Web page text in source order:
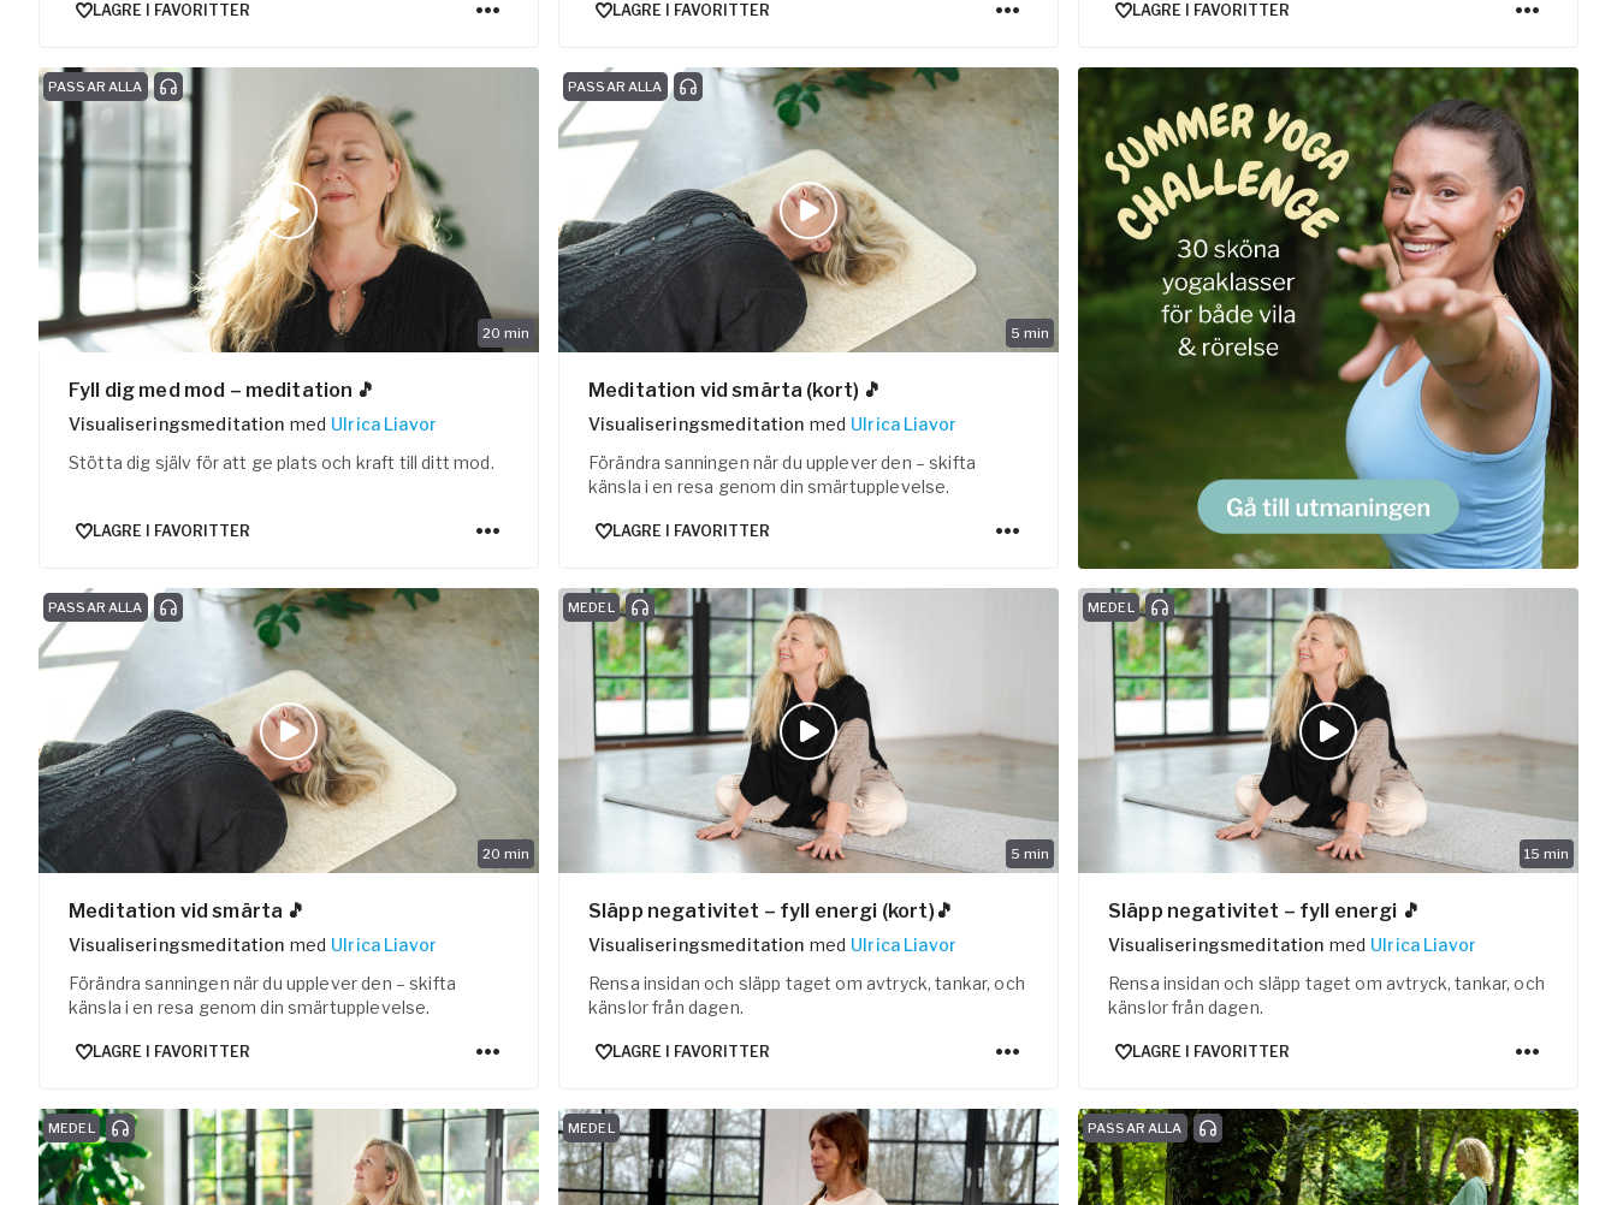
LAGRE I FAVORITTER LAGRE I FAVORITTER LAGRE I FAVORITTER
20 min
PASSAR ALLA
Fyll dig med mod – meditation 🎵
Visualiseringsmeditation med Ulrica Liavor
Stötta dig själv för att ge plats och kraft till ditt mod.
LAGRE I FAVORITTER
5 min
PASSAR ALLA
Meditation vid smärta (kort) 🎵
Visualiseringsmeditation med Ulrica Liavor
Förändra sanningen när du upplever den – skifta
känsla i en resa genom din smärtupplevelse.
LAGRE I FAVORITTER
20 min
PASSAR ALLA
Meditation vid smärta 🎵
Visualiseringsmeditation med Ulrica Liavor
Förändra sanningen när du upplever den – skifta
känsla i en resa genom din smärtupplevelse.
LAGRE I FAVORITTER
5 min
MEDEL
Släpp negativitet – fyll energi (kort)🎵
Visualiseringsmeditation med Ulrica Liavor
Rensa insidan och släpp taget om avtryck, tankar, och
känslor från dagen.
LAGRE I FAVORITTER
15 min
MEDEL
Släpp negativitet – fyll energi 🎵
Visualiseringsmeditation med Ulrica Liavor
Rensa insidan och släpp taget om avtryck, tankar, och
känslor från dagen.
LAGRE I FAVORITTER
MEDEL MEDEL PASSAR ALLA